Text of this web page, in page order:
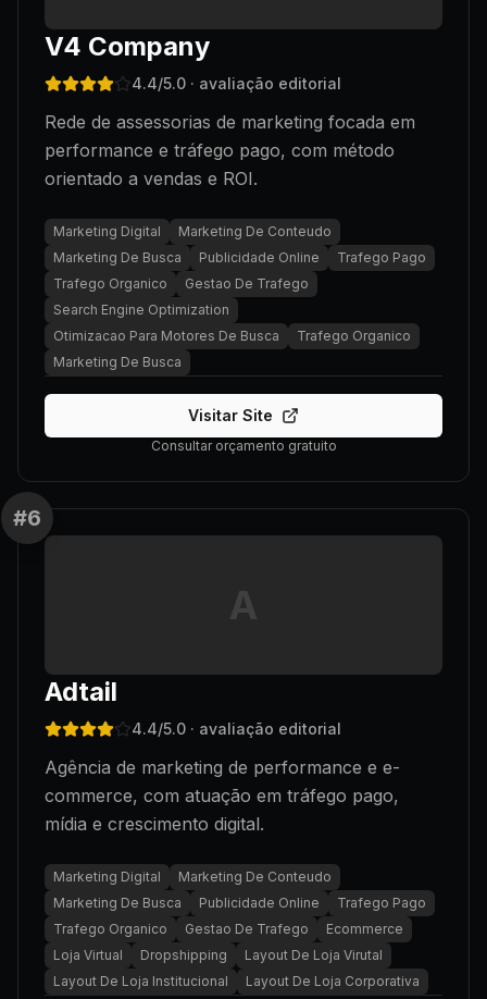
V4 Company
4.4/5.0 · avaliação editorial
Rede de assessorias de marketing focada em
performance e tráfego pago, com método
orientado a vendas e ROI.
Marketing Digital
Marketing De Conteudo
Marketing De Busca
Publicidade Online
Trafego Pago
Trafego Organico
Gestao De Trafego
Search Engine Optimization
Otimizacao Para Motores De Busca
Trafego Organico
Marketing De Busca
Visitar Site
Consultar orçamento gratuito
#6
A
Adtail
4.4/5.0 · avaliação editorial
Agência de marketing de performance e e-
commerce, com atuação em tráfego pago,
mídia e crescimento digital.
Marketing Digital
Marketing De Conteudo
Marketing De Busca
Publicidade Online
Trafego Pago
Trafego Organico
Gestao De Trafego
Ecommerce
Loja Virtual
Dropshipping
Layout De Loja Virutal
Layout De Loja Institucional
Layout De Loja Corporativa